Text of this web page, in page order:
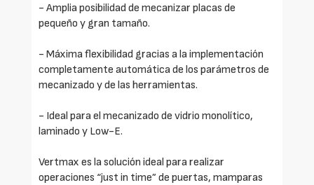
- Amplia posibilidad de mecanizar placas de
pequeño y gran tamaño.
- Máxima flexibilidad gracias a la implementación
completamente automática de los parámetros de
mecanizado y de las herramientas.
- Ideal para el mecanizado de vidrio monolítico,
laminado y Low-E.
Vertmax es la solución ideal para realizar
operaciones “just in time” de puertas, mamparas